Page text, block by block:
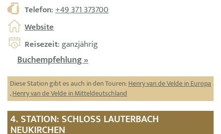
Telefon:+49 371 373700
Website
Reisezeit: ganzjährig
Buchempfehlung »
Diese Station gibt es auch in den Touren:Henry van de Velde in Europa
,Henry van de Velde in Mitteldeutschland
4. STATION: SCHLOSS LAUTERBACH
NEUKIRCHEN